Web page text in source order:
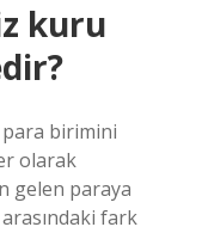
kuru
para birimini
olarak
gelen paraya
fark